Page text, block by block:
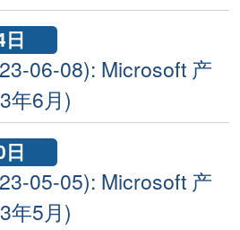
06-08): Microsoft 产
年6月)
05-05): Microsoft 产
年5月)